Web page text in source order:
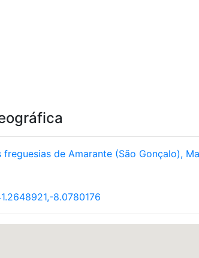
freguesias de Amarante (São Gonçalo),
8.0780176